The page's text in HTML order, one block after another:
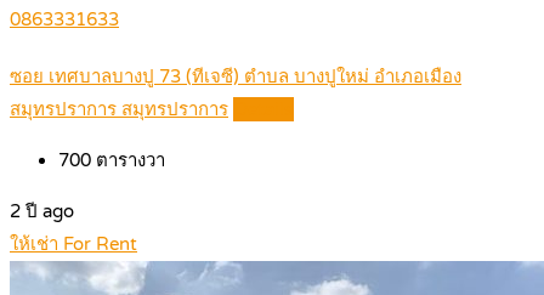
0863331633
ซอย เทศบาลบางปู 73 (ทีเจซี) ตำบล บางปูใหม่ อำเภอเมือง
สมุทรปราการ สมุทรปราการ
700 ตารางวา
2 ปี ago
ให้เช่า For Rent